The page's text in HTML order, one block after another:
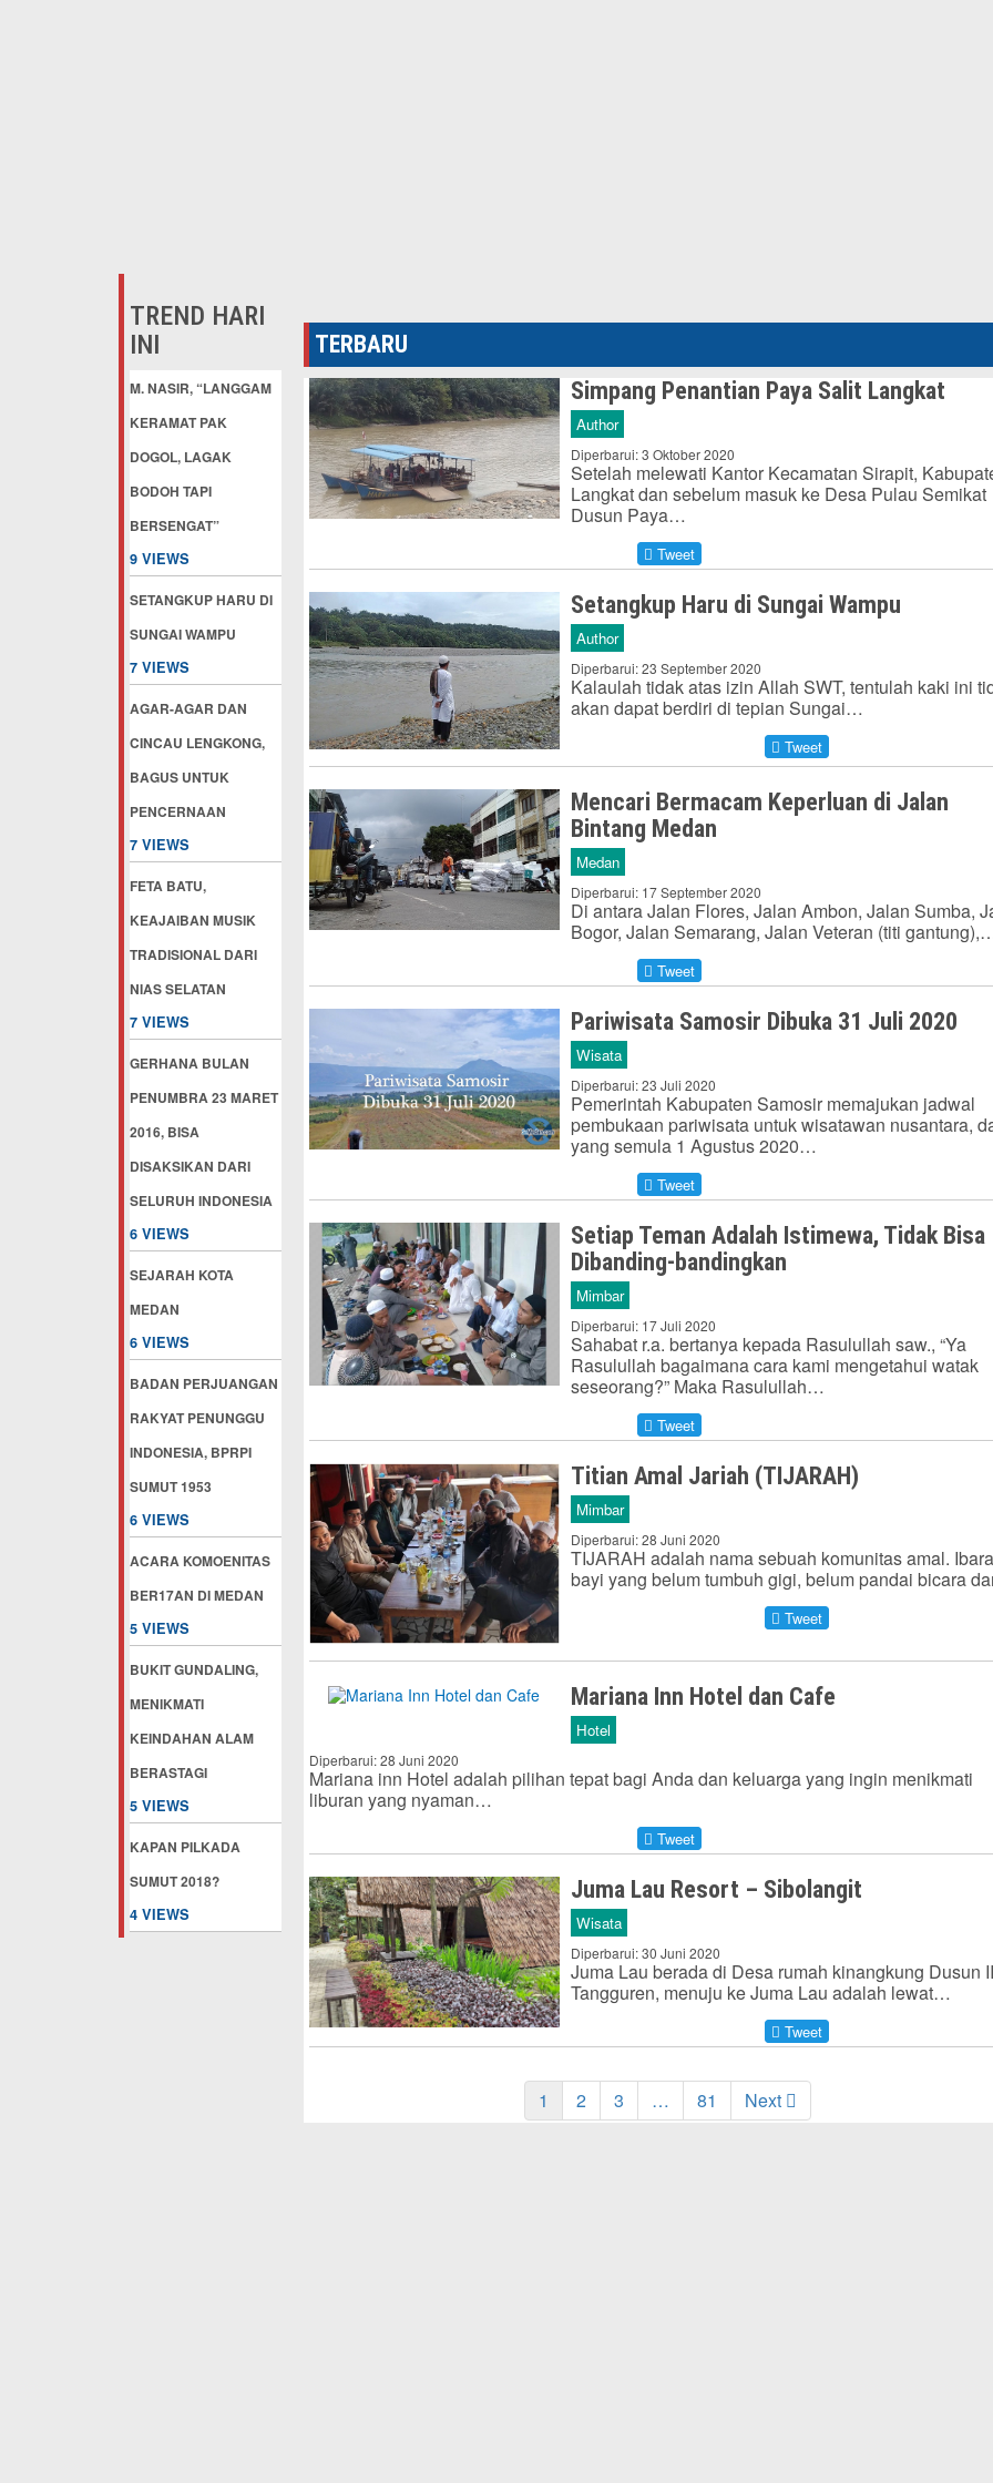
TREND HARI
INI
M. NASIR, “LANGGAM
KERAMAT PAK
DOGOL, LAGAK
BODOH TAPI
BERSENGAT”
9 VIEWS
SETANGKUP HARU DI
SUNGAI WAMPU
7 VIEWS
AGAR-AGAR DAN
CINCAU LENGKONG,
BAGUS UNTUK
PENCERNAAN
7 VIEWS
FETA BATU,
KEAJAIBAN MUSIK
TRADISIONAL DARI
NIAS SELATAN
7 VIEWS
GERHANA BULAN
PENUMBRA 23 MARET
2016, BISA
DISAKSIKAN DARI
SELURUH INDONESIA
6 VIEWS
SEJARAH KOTA
MEDAN
6 VIEWS
BADAN PERJUANGAN
RAKYAT PENUNGGU
INDONESIA, BPRPI
SUMUT 1953
6 VIEWS
ACARA KOMOENITAS
BER17AN DI MEDAN
5 VIEWS
BUKIT GUNDALING,
MENIKMATI
KEINDAHAN ALAM
BERASTAGI
5 VIEWS
KAPAN PILKADA
SUMUT 2018?
4 VIEWS
TERBARU
Simpang Penantian Paya Salit Langkat
Author
Diperbarui: 3 Oktober 2020
Setelah melewati Kantor Kecamatan Sirapit,
Langkat dan sebelum masuk ke Desa Pulau Semikat
Dusun Paya…
Tweet
Setangkup Haru di Sungai Wampu
Author
Diperbarui: 23 September 2020
Kalaulah tidak atas izin Allah SWT, tentulah kaki ini
akan dapat berdiri di tepian Sungai…
Tweet
Mencari Bermacam Keperluan di Jalan
Bintang Medan
Medan
Diperbarui: 17 September 2020
Di antara Jalan Flores, Jalan Ambon, Jalan Sumba,
Bogor, Jalan Semarang, Jalan Veteran (titi
Tweet
Pariwisata Samosir Dibuka 31 Juli 2020
Wisata
Diperbarui: 23 Juli 2020
Pemerintah Kabupaten Samosir memajukan jadwal
pembukaan pariwisata untuk wisatawan nusantara,
yang semula 1 Agustus 2020…
Tweet
Setiap Teman Adalah Istimewa, Tidak Bisa
Dibanding-bandingkan
Mimbar
Diperbarui: 17 Juli 2020
Sahabat r.a. bertanya kepada Rasulullah saw., “Ya
Rasulullah bagaimana cara kami mengetahui watak
seseorang?” Maka Rasulullah…
Tweet
Titian Amal Jariah (TIJARAH)
Mimbar
Diperbarui: 28 Juni 2020
TIJARAH adalah nama sebuah komunitas amal.
bayi yang belum tumbuh gigi, belum pandai bicara
Tweet
Mariana Inn Hotel dan Cafe
Hotel
Diperbarui: 28 Juni 2020
Mariana inn Hotel adalah pilihan tepat bagi Anda dan keluarga yang ingin menikmati
liburan yang nyaman…
Tweet
Juma Lau Resort – Sibolangit
Wisata
Diperbarui: 30 Juni 2020
Juma Lau berada di Desa rumah kinangkung Dusun
Tangguren, menuju ke Juma Lau adalah lewat…
Tweet
1 2 3 … 81 Next